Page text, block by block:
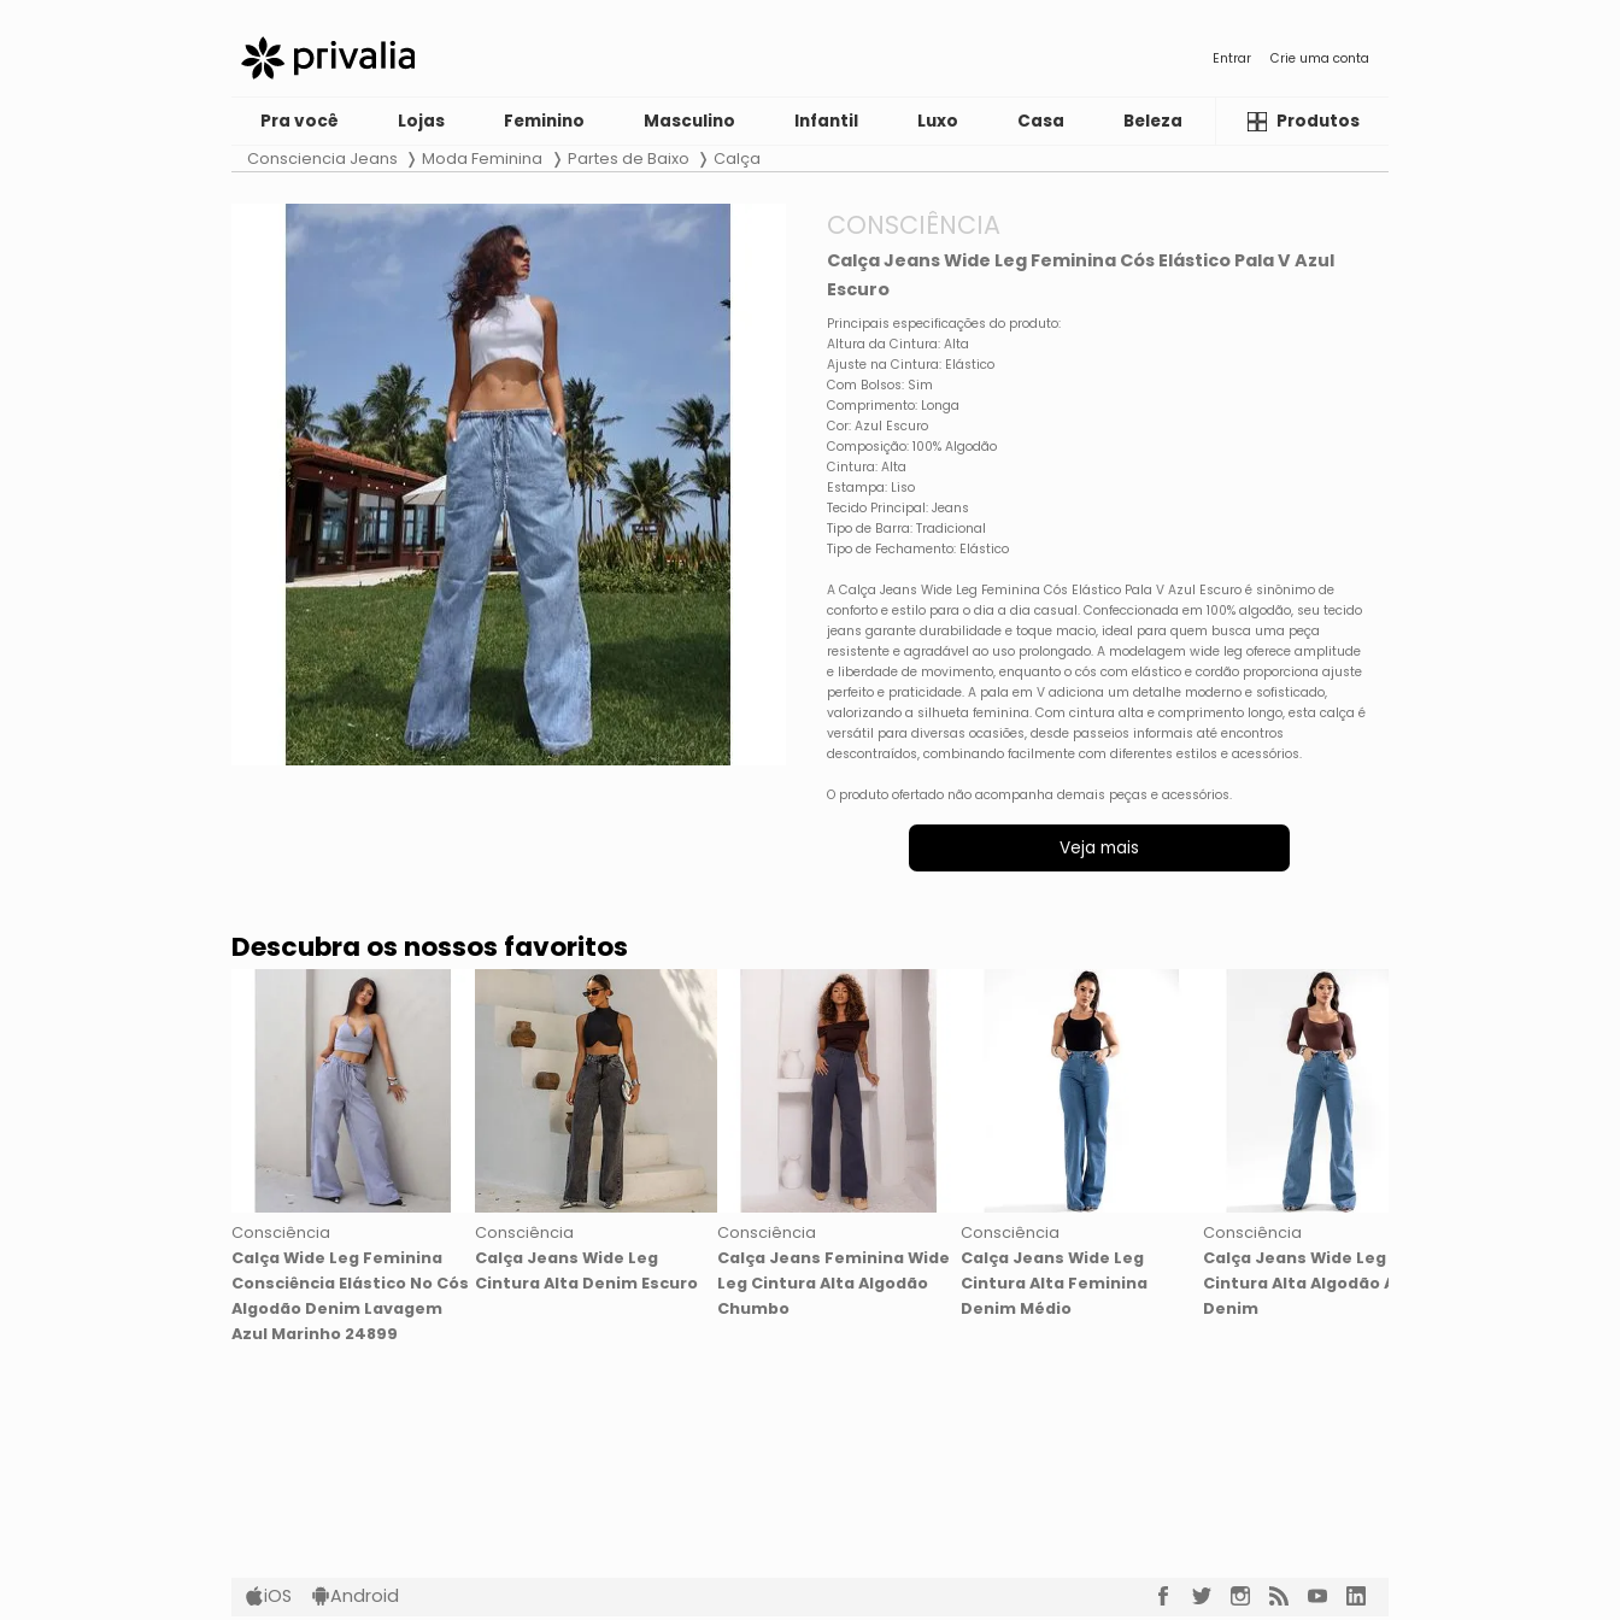
Entrar Crie uma conta
Pra você Lojas Feminino Masculino Infantil Luxo Casa Beleza LiquidaProdutos
Consciencia Jeans Moda Feminina Partes de Baixo Calça
CONSCIÊNCIA
Calça Jeans Wide Leg Feminina Cós Elástico Pala V Azul
Escuro
Principais especificações do produto:
Altura da Cintura: Alta
Ajuste na Cintura: Elástico
Com Bolsos: Sim
Comprimento: Longa
Cor: Azul Escuro
Composição: 100% Algodão
Cintura: Alta
Estampa: Liso
Tecido Principal: Jeans
Tipo de Barra: Tradicional
Tipo de Fechamento: Elástico
A Calça Jeans Wide Leg Feminina Cós Elástico Pala V Azul Escuro é sinônimo de
conforto e estilo para o dia a dia casual. Confeccionada em 100% algodão, seu tecido
jeans garante durabilidade e toque macio, ideal para quem busca uma peça
resistente e agradável ao uso prolongado. A modelagem wide leg oferece amplitude
e liberdade de movimento, enquanto o cós com elástico e cordão proporciona ajuste
perfeito e praticidade. A pala em V adiciona um detalhe moderno e sofisticado,
valorizando a silhueta feminina. Com cintura alta e comprimento longo, esta calça é
versátil para diversas ocasiões, desde passeios informais até encontros
descontraídos, combinando facilmente com diferentes estilos e acessórios.
O produto ofertado não acompanha demais peças e acessórios.
Veja mais
Descubra os nossos favoritos
Consciência
Calça Wide Leg Feminina
Consciência Elástico No Cós
Algodão Denim Lavagem
Azul Marinho 24899
Consciência
Calça Jeans Wide Leg
Cintura Alta Denim Escuro
Consciência
Calça Jeans Feminina Wide
Leg Cintura Alta Algodão
Chumbo
Consciência
Calça Jeans Wide Leg
Cintura Alta Feminina
Denim Médio
Consciência
Calça Jeans Wide Leg
Cintura Alta Algodão Azul
Denim
iOS Android